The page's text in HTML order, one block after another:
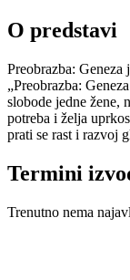
O predstavi
Preobrazba:
„Preobrazba:
slobode jedne žene,
potreba i želja
prati se rast i razvoj
Termini
Trenutno nema